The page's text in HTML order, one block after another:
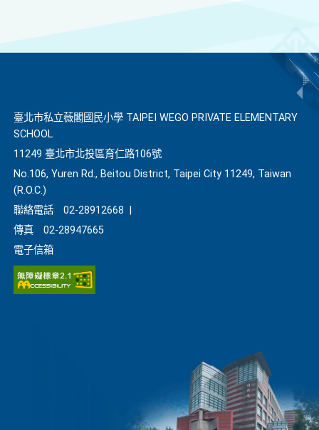
臺北市私立薇閣國民小學 TAIPEI WEGO PRIVATE ELEMENTARY
SCHOOL
11249 臺北市北投區育仁路106號
No.106, Yuren Rd., Beitou District, Taipei City 11249, Taiwan
(R.O.C.)
聯絡電話
02-28912668
傳真
02-28947665
電子信箱